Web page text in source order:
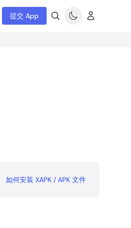
提交 App
如何安装 XAPK / APK 文件